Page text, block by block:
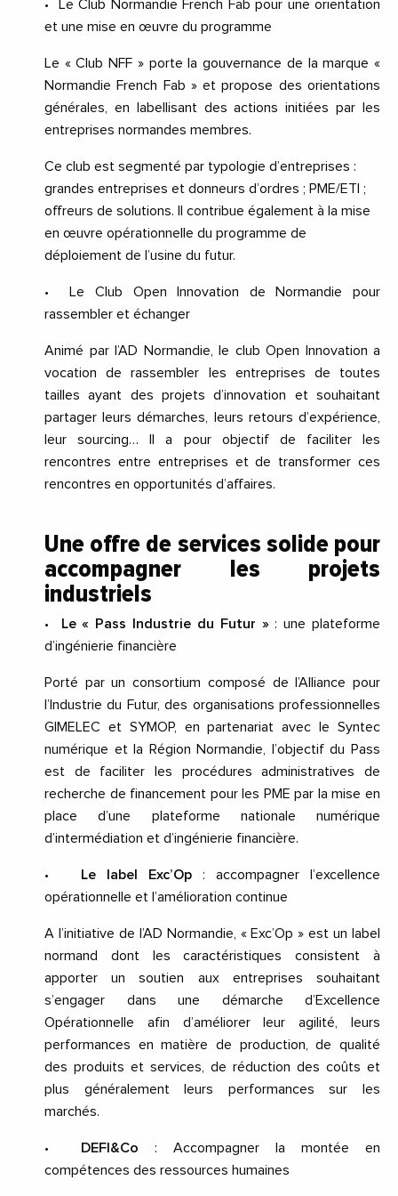
•
Le Club Normandie French Fab pour une orientation
et une mise en œuvre du programme
Le « Club NFF » porte la gouvernance de la marque «
Normandie French Fab » et propose des orientations
générales, en labellisant des actions initiées par les
entreprises normandes membres.
Ce club est segmenté par typologie d’entreprises :
grandes entreprises et donneurs d’ordres ; PME/ETI ;
offreurs de solutions. Il contribue également à la mise
en œuvre opérationnelle du programme de
déploiement de l’usine du futur.
•
Le Club Open Innovation de Normandie pour
rassembler et échanger
Animé par l’AD Normandie, le club Open Innovation a
vocation de rassembler les entreprises de toutes
tailles ayant des projets d’innovation et souhaitant
partager leurs démarches, leurs retours d’expérience,
leur sourcing… Il a pour objectif de faciliter les
rencontres entre entreprises et de transformer ces
rencontres en opportunités d’affaires.
Une offre de services solide pour
accompagner les projets
industriels
• Le « Pass Industrie du Futur » : une plateforme
d’ingénierie financière
Porté par un consortium composé de l’Alliance pour
l’Industrie du Futur, des organisations professionnelles
GIMELEC et SYMOP, en partenariat avec le Syntec
numérique et la Région Normandie, l’objectif du Pass
est de faciliter les procédures administratives de
recherche de financement pour les PME par la mise en
place d’une plateforme nationale numérique
d’intermédiation et d’ingénierie financière.
• Le label Exc’Op : accompagner l’excellence
opérationnelle et l’amélioration continue
A l’initiative de l’AD Normandie, « Exc’Op » est un label
normand dont les caractéristiques consistent à
apporter un soutien aux entreprises souhaitant
s’engager dans une démarche d’Excellence
Opérationnelle afin d’améliorer leur agilité, leurs
performances en matière de production, de qualité
des produits et services, de réduction des coûts et
plus généralement leurs performances sur les
marchés.
• DEFI&Co : Accompagner la montée en
compétences des ressources humaines